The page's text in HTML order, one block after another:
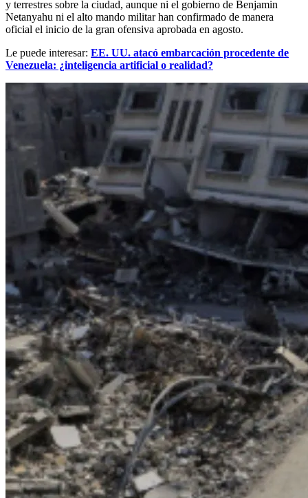
y terrestres sobre la ciudad, aunque ni el gobierno de Benjamin
Netanyahu ni el alto mando militar han confirmado de manera
oficial el inicio de la gran ofensiva aprobada en agosto.
Le puede interesar: EE. UU. atacó embarcación procedente de
Venezuela: ¿inteligencia artificial o realidad?